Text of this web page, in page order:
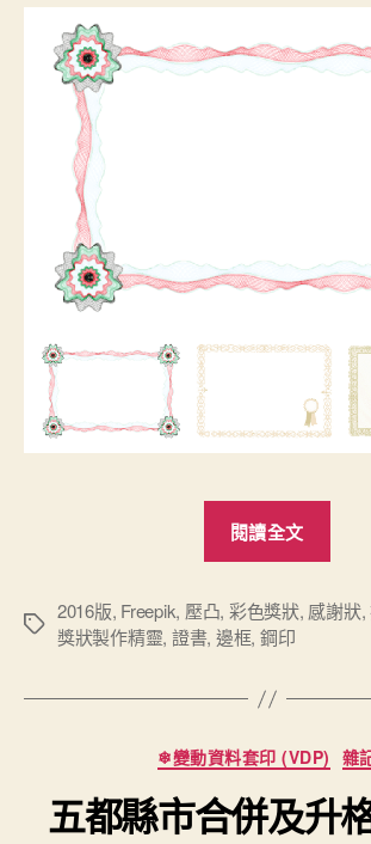
閱讀全文
獎
典
版
型”
標
2016版, Freepik, 壓凸, 彩色獎狀, 感謝狀,
獎狀製作精靈, 證書, 邊框, 鋼印
分
類
❄變動資料套印 (VDP) 雜
五都縣市合併及升